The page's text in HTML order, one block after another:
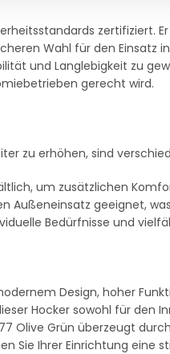
zertifiziert.
Wahl für den Einsatz
und Langlebigkeit zu
gerecht wird.
zu erhöhen, sind
um zusätzlichen
Außeneinsatz geeignet,
Bedürfnisse und
Design, hoher
Hocker sowohl für den
Olive Grün überzeugt
Sie Ihrer Einrichtung eine